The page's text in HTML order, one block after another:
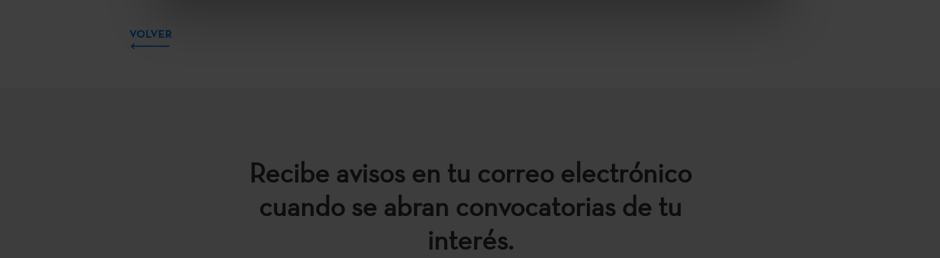
VOLVER
Recibe avisos en tu correo electrónico
cuando se abran convocatorias de tu
interés.